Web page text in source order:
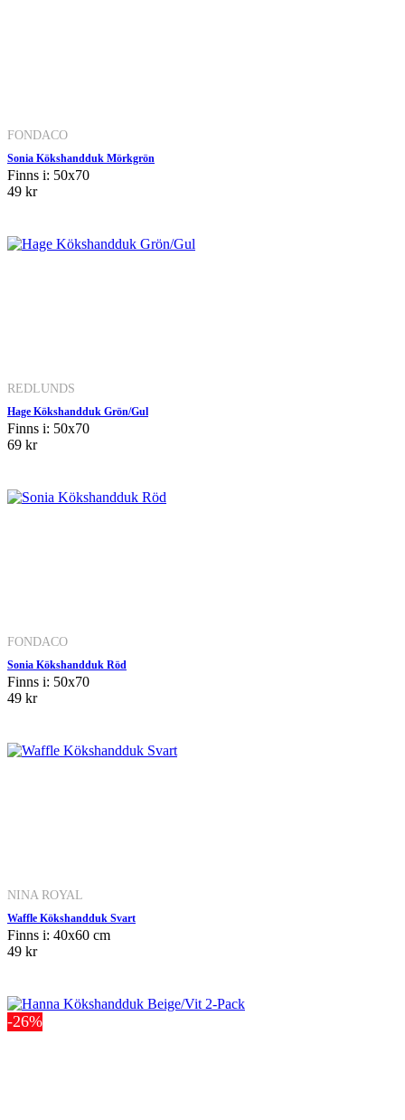
FONDACO
Sonia Kökshandduk Mörkgrön
Finns i: 50x70
49 kr
REDLUNDS
Hage Kökshandduk Grön/Gul
Finns i: 50x70
69 kr
FONDACO
Sonia Kökshandduk Röd
Finns i: 50x70
49 kr
NINA ROYAL
Waffle Kökshandduk Svart
Finns i: 40x60 cm
49 kr
-26%